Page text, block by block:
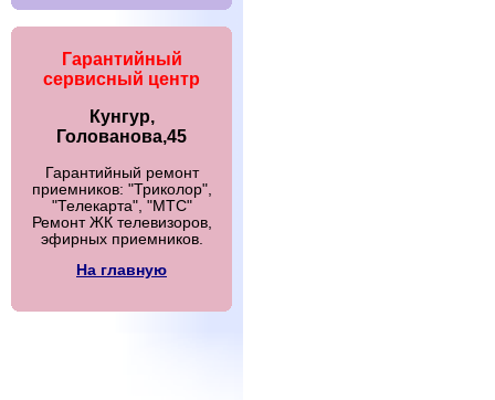
Гарантийный
сервисный центр
Кунгур,
Голованова,45
Гарантийный ремонт
приемников: "Триколор",
"Телекарта", "МТС"
Ремонт ЖК телевизоров,
эфирных приемников.
На главную